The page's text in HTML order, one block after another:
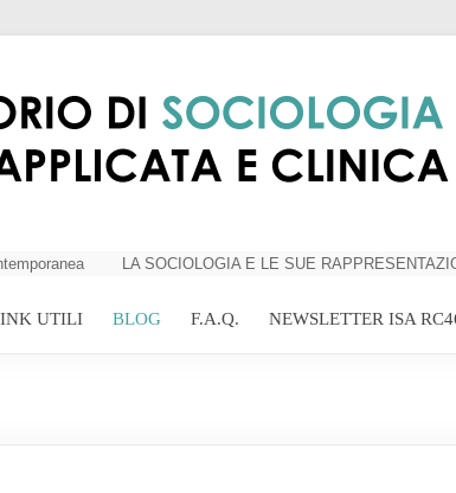
LA SOCIOLOGIA E LE SUE
UTILI BLOG F.A.Q. NEWSLETTER ISA